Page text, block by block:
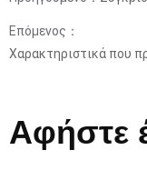
Επόμενος：
Χαρακτηριστικά που
Αφήστε